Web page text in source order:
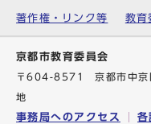
著作権・リンク等 教育
京都市教育委員会
〒604-8571 京都市中京
地
事務局へのアクセス 各